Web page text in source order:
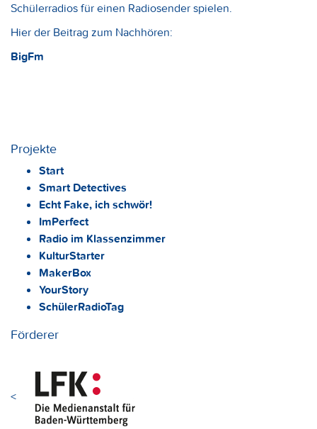
Schülerradios für einen Radiosender spielen.
Hier der Beitrag zum Nachhören:
BigFm
Projekte
Start
Smart Detectives
Echt Fake, ich schwör!
ImPerfect
Radio im Klassenzimmer
KulturStarter
MakerBox
YourStory
SchülerRadioTag
Förderer
<